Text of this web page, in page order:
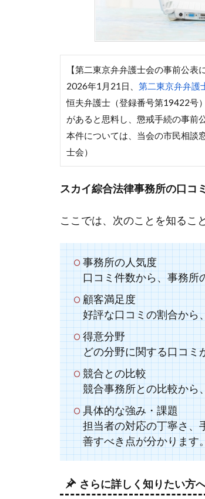
【第二東京弁弁護士会の事前公表
2026年1月21日、 第二東京弁弁護
恒夫弁護士（登録番号第19422号
があると思料し、懲戒手続の事前
本件については、当会の市民相談
士会）
スカイ綜合法律事務所の口コミ
ここでは、次のことを知るこ
事務所の人気度
口コミ件数から、事務所
顧客満足度
好評な口コミの割合から
得意分野
どの分野に関する口コミ
競合との比較
競合事務所との比較から
具体的な強み・課題
担当者の対応の丁寧さ、
善すべき点が分かります
さらに詳しく知りたい方